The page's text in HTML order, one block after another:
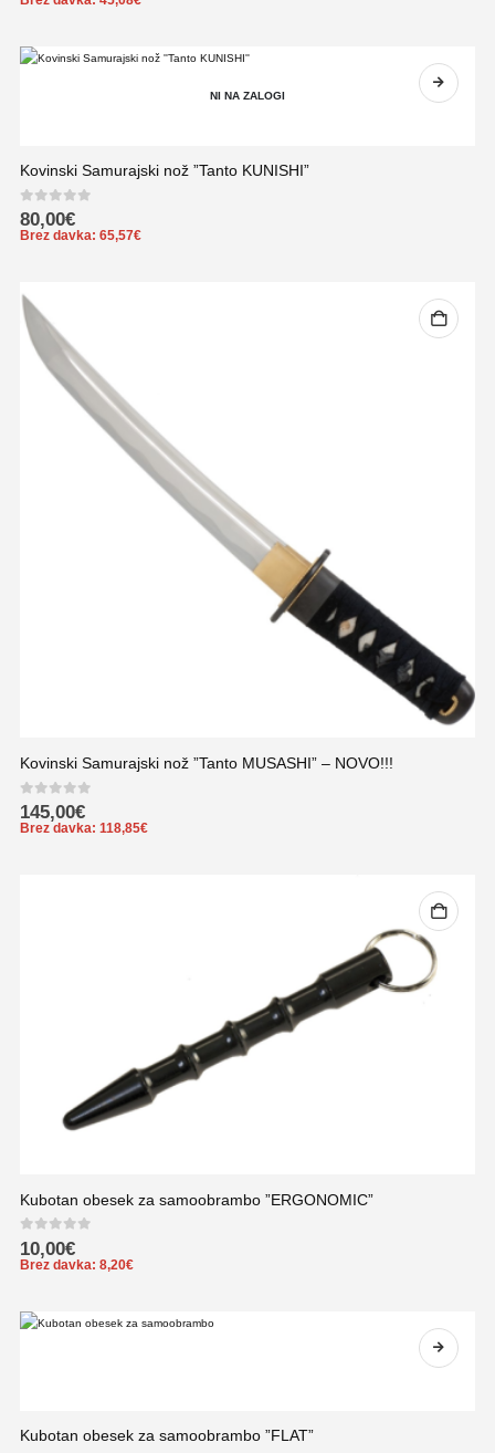
NI NA ZALOGI
Kovinski Samurajski nož ”Tanto KUNISHI”
0out of 5
80,00€
Brez davka: 65,57€
Kovinski Samurajski nož ”Tanto MUSASHI” – NOVO!!!
0 out of 5
145,00€
Brez davka: 118,85€
Kubotan obesek za samoobrambo ”ERGONOMIC”
0 out of 5
10,00€
Brez davka: 8,20€
Kubotan obesek za samoobrambo ”FLAT”